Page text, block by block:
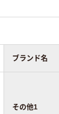
ブランド名
その他1